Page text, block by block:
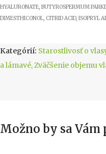
HYALURONATE, BUTYROSPERMUM
DIMESTHICONOL, CITRID ACID, ISOPRYL
Kategórií: Starostlivosť o
a lámavé,Zväčšenie objemu
Možno by sa Vám